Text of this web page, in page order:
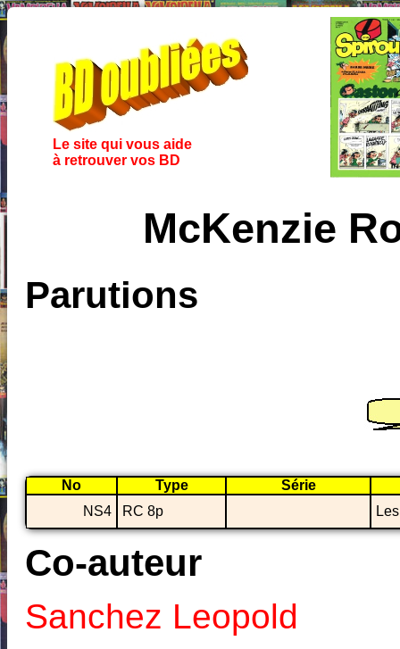
Le site qui vous aide
à retrouver vos BD
McKenzie
Parutions
No Type
Série
NS4
RC 8p
Co-auteur
Sanchez Leopold